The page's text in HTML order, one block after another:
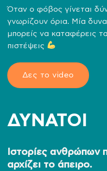
Όταν ο φόβος γίνεται
γνωρίζουν όρια. Μία
μπορείς να καταφέρεις
πιστέψεις
Δες το video
ΔΥΝΑΤΟΙ
Ιστορίες ανθρώπων
αρχίζει το άπειρο.